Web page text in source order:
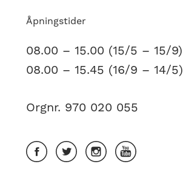
Åpningstider
08.00 – 15.00 (15/5 – 15/9)
08.00 – 15.45 (16/9 – 14/5)
Orgnr. 970 020 055